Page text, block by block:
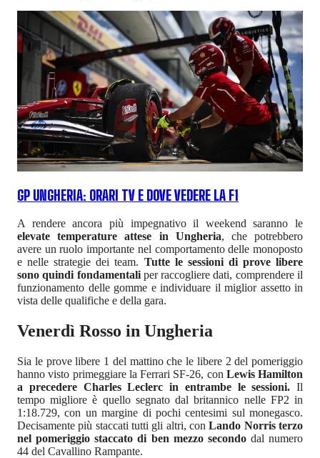
GP UNGHERIA: ORARI TV E DOVE VEDERE LA F1
A rendere ancora più impegnativo il weekend saranno le
elevate temperature attese in Ungheria, che potrebbero
avere un ruolo importante nel comportamento delle monoposto
e nelle strategie dei team. Tutte le sessioni di prove libere
sono quindi fondamentaliper raccogliere dati, comprendere il
funzionamento delle gomme e individuare il miglior assetto in
vista delle qualifiche e della gara.
Venerdì Rosso in Ungheria
Sia le prove libere 1 del mattino che le libere 2 del pomeriggio
hanno visto primeggiare la Ferrari SF-26, con Lewis Hamilton
a precedere Charles Leclerc in entrambe le sessioni. Il
tempo migliore è quello segnato dal britannico nelle FP2 in
1:18.729, con un margine di pochi centesimi sul monegasco.
Decisamente più staccati tutti gli altri, conLando Norris terzo
nel pomeriggio staccato di ben mezzo secondodal numero
44 del Cavallino Rampante.